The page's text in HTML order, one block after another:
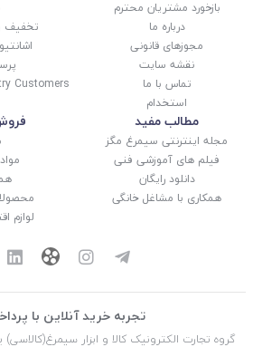
بازخورد مشتریان محترم
درباره ما
مجوزهای قانونی
نقشه سایت
تماس با ما
استخدام
تخفیف
Customers
مطالب مفید
مجله اینترنتی سیمرغ مگز
فیلم های آموزشی فنی
دانلود رایگان
همکاری با مشاغل خانگی
لوازم
تجربه خرید آنلاین با
گروه تجارت الکترونیک کالا و ابزار